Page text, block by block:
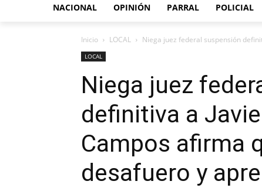
NACIONAL OPINIÓN PARRAL POLICIAL
Inicio LOCAL Niega juez federal suspensión
LOCAL
Niega juez
definitiva a
Campos afirma
desafuero y